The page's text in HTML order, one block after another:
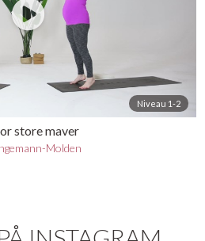
Niveau 1-2
store maver
Molden